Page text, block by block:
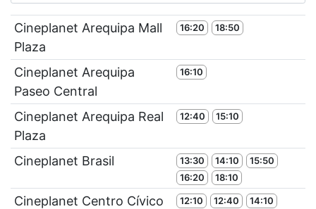
Cineplanet Arequipa Mall
Plaza
16:20 18:50
Cineplanet Arequipa
Paseo Central
16:10
Cineplanet Arequipa Real
Plaza
12:40 15:10
Cineplanet Brasil 13:30 14:10
15:50
16:20
18:10
Cineplanet Centro Cívico 12:10 12:40
14:10